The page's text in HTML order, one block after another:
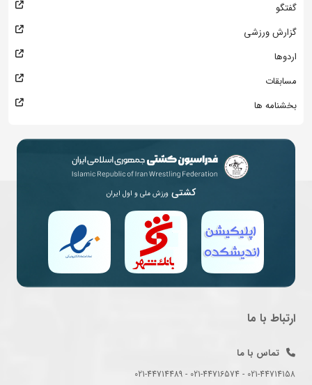
گفتگو
گزارش ورزشی
اردوها
مسابقات
بخشنامه ها
کشتی ورزش ملی و اول ایران
ارتباط با ما
تماس با ما
021-44714158 - 021-44716574 - 021-44714489